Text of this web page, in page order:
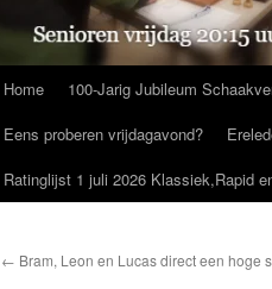
Home 100-Jarig Jubileum
Eens proberen vrijdagavond?
Ratinglijst 1 juli 2026 Klassiek,Rapid
← Bram, Leon en Lucas direct een hoge